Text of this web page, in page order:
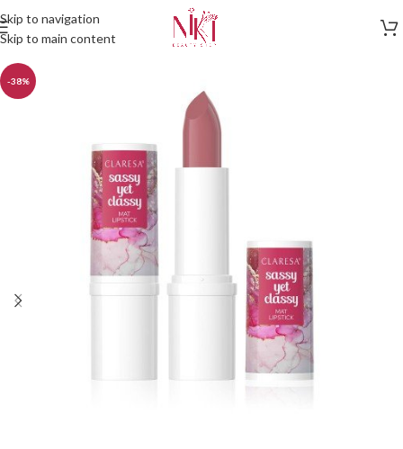
Skip to navigation
Skip to main content
-38%